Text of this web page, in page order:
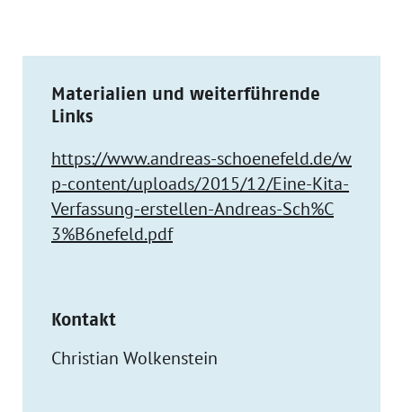
Materialien und weiterführende
Links
https://www.andreas-schoenefeld.de/w
p-content/uploads/2015/12/Eine-Kita-
Verfassung-erstellen-Andreas-Sch%C
3%B6nefeld.pdf
Kontakt
Christian Wolkenstein